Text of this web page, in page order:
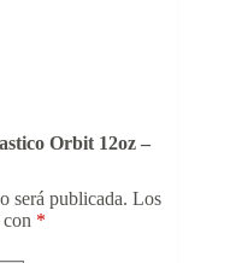
Orbit 12oz –
será publicada. Los
*